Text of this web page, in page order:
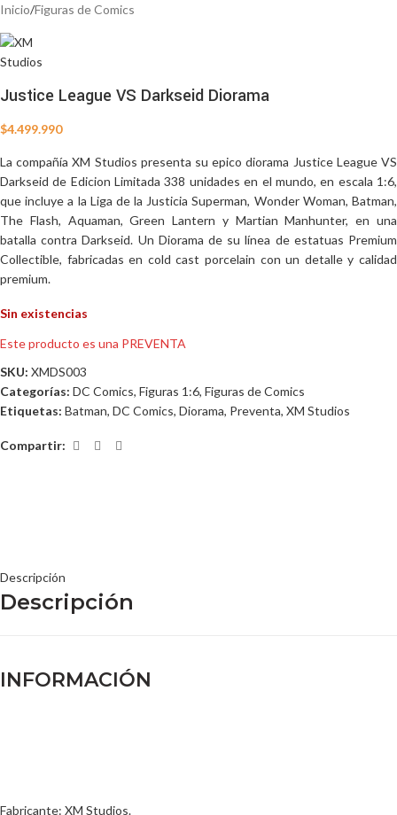
Inicio/Figuras de Comics
Justice League VS Darkseid Diorama
$4.499.990
La compañía XM Studios presenta su epico diorama Justice League VS
Darkseid de Edicion Limitada 338 unidades en el mundo, en escala 1:6,
que incluye a la Liga de la Justicia Superman, Wonder Woman, Batman,
The Flash, Aquaman, Green Lantern y Martian Manhunter, en una
batalla contra Darkseid. Un Diorama de su línea de estatuas Premium
Collectible, fabricadas en cold cast porcelain con un detalle y calidad
premium.
Sin existencias
Este producto es una PREVENTA
SKU: XMDS003
Categorías: DC Comics, Figuras 1:6, Figuras de Comics
Etiquetas: Batman, DC Comics, Diorama, Preventa, XM Studios
Compartir:
Descripción
Descripción
INFORMACIÓN
Fabricante: XM Studios.